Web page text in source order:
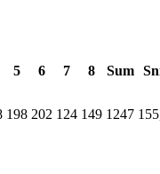
5 6 7 8 Sum
198 202 124 149 1247